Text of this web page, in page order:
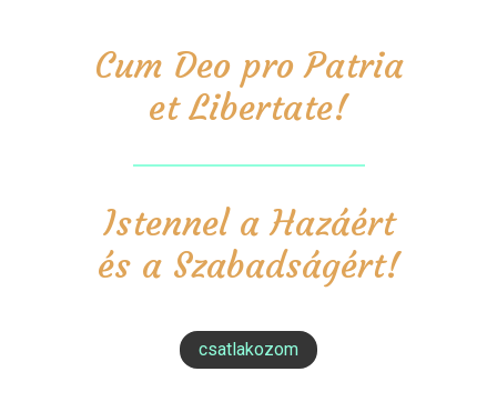
Cum Deo pro Patria
et Libertate!
Istennel a Hazáért
és a Szabadságért!
csatlakozom